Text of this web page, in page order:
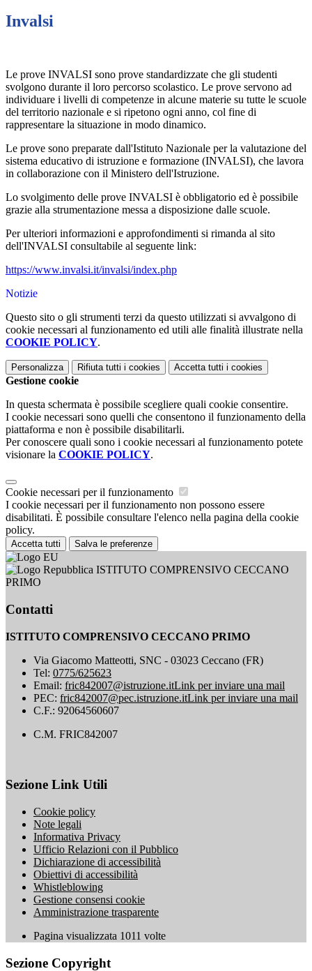
Invalsi
Le prove INVALSI sono prove standardizzate che gli studenti
svolgono durante il loro percorso scolastico. Le prove servono ad
individuare i livelli di competenze in alcune materie su tutte le scuole
del territorio nazionale e si ripetono ogni anno, col fine di
rappresentare la situazione in modo dinamico.
Le prove sono preparate dall'Istituto Nazionale per la valutazione del
sistema educativo di istruzione e formazione (INVALSI), che lavora
in collaborazione con il Ministero dell'Istruzione.
Lo svolgimento delle prove INVALSI è obbligatorio ed è possibile
grazie alla strumentazione messa a disposizione dalle scuole.
Per ulteriori informazioni e approfondimenti si rimanda al sito
dell'INVALSI consultabile al seguente link:
https://www.invalsi.it/invalsi/index.php
Notizie
Questo sito o gli strumenti terzi da questo utilizzati si avvalgono di
cookie necessari al funzionamento ed utili alle finalità illustrate nella
COOKIE POLICY.
Personalizza Rifiuta tutti i cookies Accetta tutti i cookies
Gestione cookie
In questa schermata è possibile scegliere quali cookie consentire.
I cookie necessari sono quelli che consentono il funzionamento della
piattaforma e non è possibile disabilitarli.
Per conoscere quali sono i cookie necessari al funzionamento potete
visionare la COOKIE POLICY.
Cookie necessari per il funzionamento
I cookie necessari per il funzionamento non possono essere
disabilitati. È possibile consultare l'elenco nella pagina della cookie
policy.
Accetta tutti Salva le preferenze
ISTITUTO COMPRENSIVO CECCANO
PRIMO
Contatti
ISTITUTO COMPRENSIVO CECCANO PRIMO
Via Giacomo Matteotti, SNC - 03023 Ceccano (FR)
Tel: 0775/625623
Email: fric842007@istruzione.itLink per inviare una mail
PEC: fric842007@pec.istruzione.itLink per inviare una mail
C.F.: 92064560607
C.M. FRIC842007
Sezione Link Utili
Cookie policy
Note legali
Informativa Privacy
Ufficio Relazioni con il Pubblico
Dichiarazione di accessibilità
Obiettivi di accessibilità
Whistleblowing
Gestione consensi cookie
Amministrazione trasparente
Pagina visualizzata 1011 volte
Sezione Copyright